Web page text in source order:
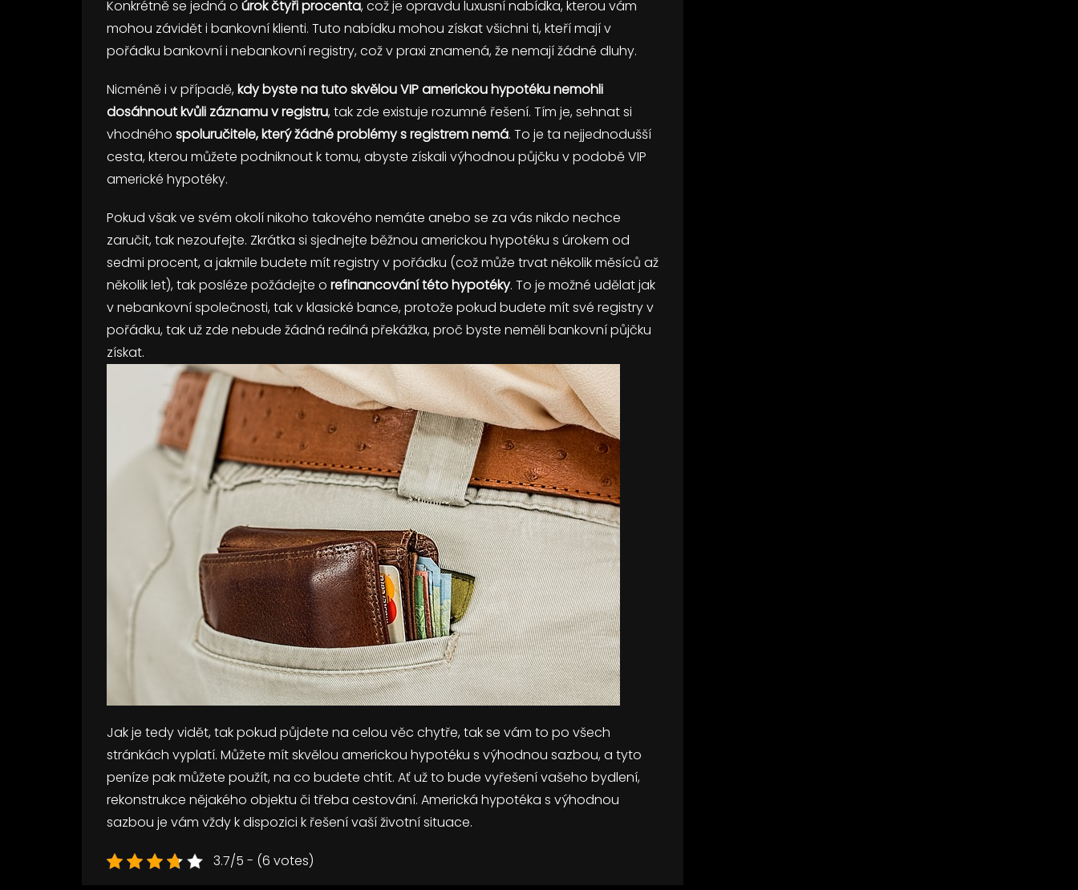
Konkrétně se jedná o úrok čtyři procenta, což je opravdu luxusní nabídka, kterou vám
mohou závidět i bankovní klienti. Tuto nabídku mohou získat všichni ti, kteří mají v
pořádku bankovní i nebankovní registry, což v praxi znamená, že nemají žádné dluhy.
Nicméně i v případě,kdy byste na tuto skvělou VIP americkou hypotéku nemohli
dosáhnout kvůli záznamu v registru, tak zde existuje rozumné řešení. Tím je, sehnat si
vhodného spoluručitele, který žádné problémy s registrem nemá. To je ta nejjednodušší
cesta, kterou můžete podniknout k tomu, abyste získali výhodnou půjčku v podobě VIP
americké hypotéky.
Pokud však ve svém okolí nikoho takového nemáte anebo se za vás nikdo nechce
zaručit, tak nezoufejte. Zkrátka si sjednejte běžnou americkou hypotéku s úrokem od
sedmi procent, a jakmile budete mít registry v pořádku (což může trvat několik měsíců až
několik let), tak posléze požádejte o refinancování této hypotéky. To je možné udělat jak
v nebankovní společnosti, tak v klasické bance, protože pokud budete mít své registry v
pořádku, tak už zde nebude žádná reálná překážka, proč byste neměli bankovní půjčku
získat.
Jak je tedy vidět, tak pokud půjdete na celou věc chytře, tak se vám to po všech
stránkách vyplatí. Můžete mít skvělou americkou hypotéku s výhodnou sazbou, a tyto
peníze pak můžete použít, na co budete chtít. Ať už to bude vyřešení vašeho bydlení,
rekonstrukce nějakého objektu či třeba cestování. Americká hypotéka s výhodnou
sazbou je vám vždy k dispozici k řešení vaší životní situace.
3.7/5 - (6 votes)